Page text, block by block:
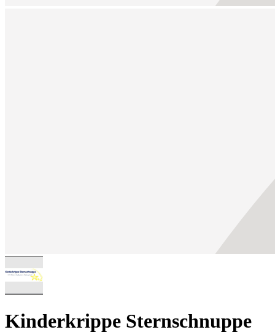
Kinderkrippe Sternschnuppe